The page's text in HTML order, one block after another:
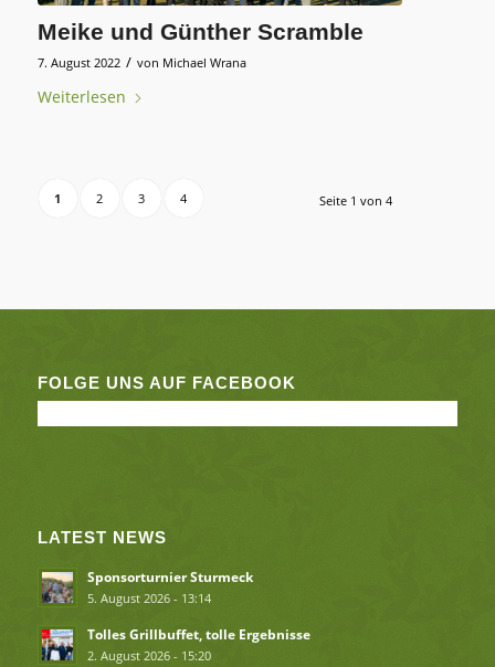
Meike und Günther Scramble
7. August 2022 / von Michael Wrana
Weiterlesen
Seite 1 von 4
1 2 3 4
FOLGE UNS AUF FACEBOOK
LATEST NEWS
Sponsorturnier Sturmeck
5. August 2026 - 13:14
Tolles Grillbuffet, tolle Ergebnisse
2. August 2026 - 15:20